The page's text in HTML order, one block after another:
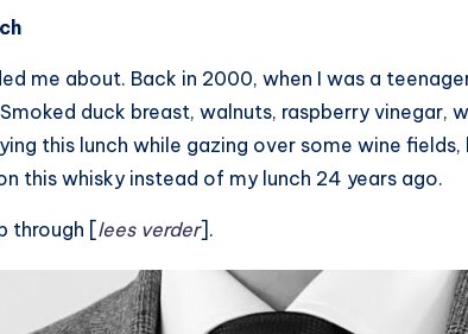
me about. Back in 2000, when I was a
duck breast, walnuts, raspberry vinegar,
this lunch while gazing over some wine fields,
this whisky instead of my lunch 24 years ago.
through [lees verder].